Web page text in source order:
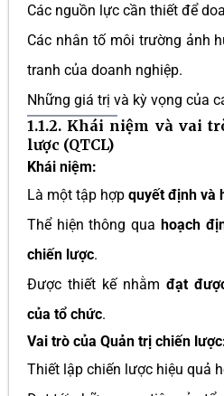
Các nguồn lực cần thiết để
Các nhân tố môi trường ảnh
tranh của doanh nghiệp.
Những giá trị và kỳ vọng của
1.1.2. Khái niệm và vai
lược (QTCL)
Khái niệm:
Là một tập hợp quyết định và
Thể hiện thông qua hoạch
chiến lược.
Được thiết kế nhằm đạt
của tổ chức.
Vai trò của Quản trị chiến
Thiết lập chiến lược hiệu quả